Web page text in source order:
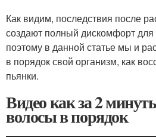
Как видим, последствия после
создают полный дискомфорт
поэтому в данной статье мы и
в порядок свой организм, как
пьянки.
Видео как за 2
волосы в порядок